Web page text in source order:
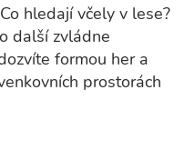
hledají včely v lese?
další zvládne
formou her a
prostorách